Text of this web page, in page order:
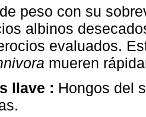
peso con su
albinos
evaluados.
mueren
llave : Hongos del